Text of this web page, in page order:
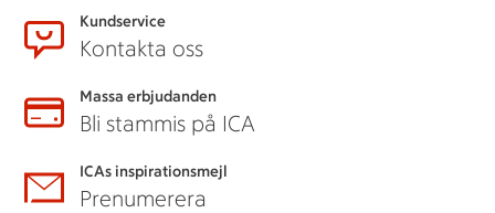
Kundservice
Kontakta oss
Massa erbjudanden
Bli stammis på ICA
ICAs inspirationsmejl
Prenumerera